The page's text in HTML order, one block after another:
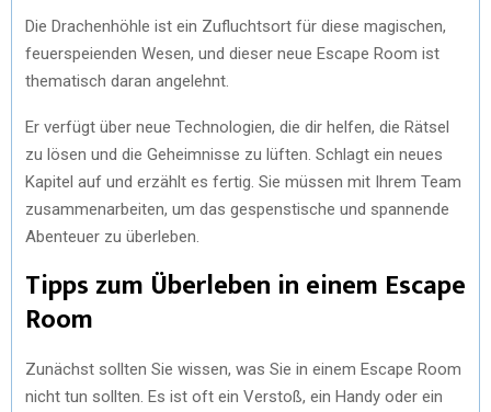
Die Drachenhöhle ist ein Zufluchtsort für diese magischen,
feuerspeienden Wesen, und dieser neue Escape Room ist
thematisch daran angelehnt.
Er verfügt über neue Technologien, die dir helfen, die Rätsel
zu lösen und die Geheimnisse zu lüften. Schlagt ein neues
Kapitel auf und erzählt es fertig. Sie müssen mit Ihrem Team
zusammenarbeiten, um das gespenstische und spannende
Abenteuer zu überleben.
Tipps zum Überleben in einem Escape
Room
Zunächst sollten Sie wissen, was Sie in einem Escape Room
nicht tun sollten. Es ist oft ein Verstoß, ein Handy oder ein